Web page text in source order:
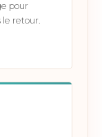
pour
le retour.